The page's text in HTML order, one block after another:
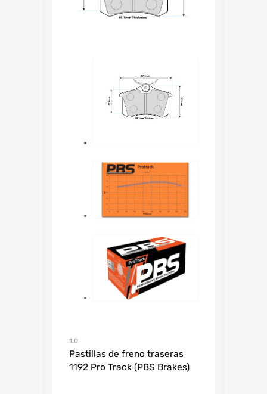
1.0
Pastillas de freno traseras
1192 Pro Track (PBS Brakes)